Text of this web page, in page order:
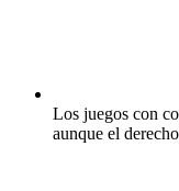
Los juegos con
aunque el